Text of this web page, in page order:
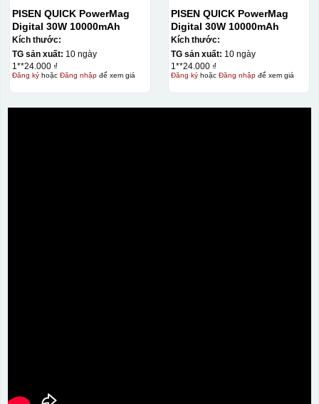
PISEN QUICK PowerMag
Digital 30W 10000mAh
Kích thước:
TG sản xuất: 10 ngày
1**24.000 ₫
Đăng kýhoặc Đăng nhậpđể xem giá
PISEN QUICK PowerMag
Digital 30W 10000mAh
Kích thước:
TG sản xuất: 10 ngày
1**24.000 ₫
Đăng kýhoặc Đăng nhậpđể xem giá